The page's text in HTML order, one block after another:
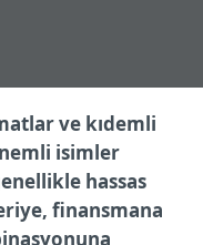
ve kıdemli
isimler
hassas
finansmana